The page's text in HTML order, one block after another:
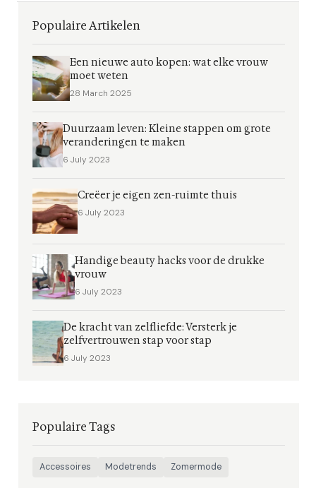
Populaire Artikelen
Een nieuwe auto kopen: wat elke vrouw
moet weten
28 March 2025
Duurzaam leven: Kleine stappen om grote
veranderingen te maken
6 July 2023
Creëer je eigen zen-ruimte thuis
6 July 2023
Handige beauty hacks voor de drukke
vrouw
6 July 2023
De kracht van zelfliefde: Versterk je
zelfvertrouwen stap voor stap
6 July 2023
Populaire Tags
Accessoires Modetrends Zomermode